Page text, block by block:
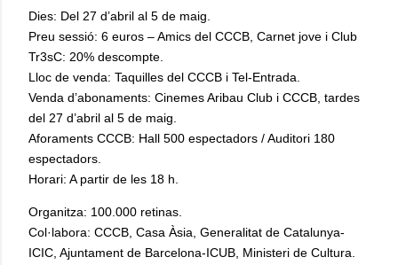
Dies: Del 27 d’abril al 5 de maig.
Preu sessió: 6 euros – Amics del CCCB, Carnet jove i Club
Tr3sC: 20% descompte.
Lloc de venda: Taquilles del CCCB i Tel-Entrada.
Venda d’abonaments: Cinemes Aribau Club i CCCB, tardes
del 27 d’abril al 5 de maig.
Aforaments CCCB: Hall 500 espectadors / Auditori 180
espectadors.
Horari: A partir de les 18 h.
Organitza: 100.000 retinas.
Col·labora: CCCB, Casa Àsia, Generalitat de Catalunya-
ICIC, Ajuntament de Barcelona-ICUB, Ministeri de Cultura.